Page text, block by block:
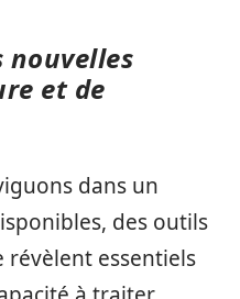
nouvelles
et de
dans un
des outils
révèlent essentiels